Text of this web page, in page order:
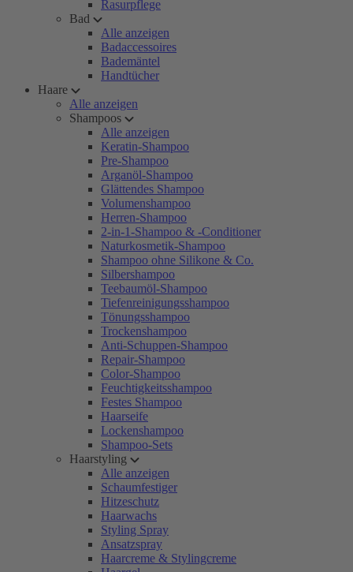
Rasurpflege
Bad
Alle anzeigen
Badaccessoires
Bademäntel
Handtücher
Haare
Alle anzeigen
Shampoos
Alle anzeigen
Keratin-Shampoo
Pre-Shampoo
Arganöl-Shampoo
Glättendes Shampoo
Volumenshampoo
Herren-Shampoo
2-in-1-Shampoo & -Conditioner
Naturkosmetik-Shampoo
Shampoo ohne Silikone & Co.
Silbershampoo
Teebaumöl-Shampoo
Tiefenreinigungsshampoo
Tönungsshampoo
Trockenshampoo
Anti-Schuppen-Shampoo
Repair-Shampoo
Color-Shampoo
Feuchtigkeitsshampoo
Festes Shampoo
Haarseife
Lockenshampoo
Shampoo-Sets
Haarstyling
Alle anzeigen
Schaumfestiger
Hitzeschutz
Haarwachs
Styling Spray
Ansatzspray
Haarcreme & Stylingcreme